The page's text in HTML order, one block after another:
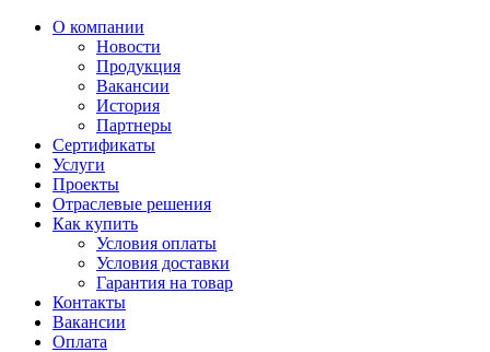
О компании
Новости
Продукция
Вакансии
История
Партнеры
Сертификаты
Услуги
Проекты
Отраслевые решения
Как купить
Условия оплаты
Условия доставки
Гарантия на товар
Контакты
Вакансии
Оплата